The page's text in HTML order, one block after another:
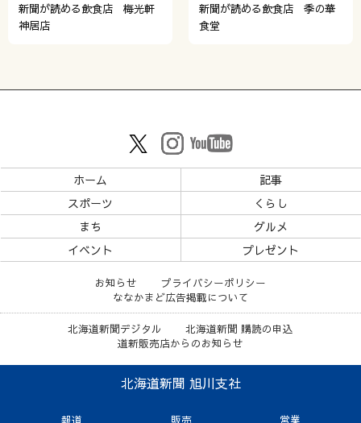
新聞が読める飲食店 梅光軒
神居店
新聞が読める飲食店 季の華
食堂
ホーム
記事
スポーツ
くらし
まち
グルメ
イベント
プレゼント
お知らせ
プライバシーポリシー
ななかまど広告掲載について
北海道新聞デジタル
北海道新聞 購読の申込
道新販売店からのお知らせ
北海道新聞 旭川支社
報道 販売 営業